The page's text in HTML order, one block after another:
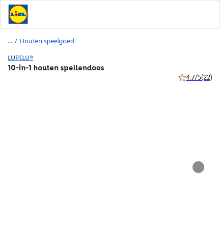
/ Houten speelgoed
LUPILU®
10-in-1 houten spellendoos
4.7/5(22)